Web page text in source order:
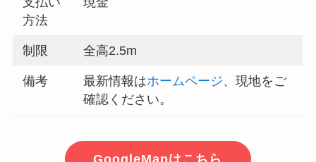
方法
制限 全高2.5m
備考 最新情報はホームページ、現地をご
確認ください。